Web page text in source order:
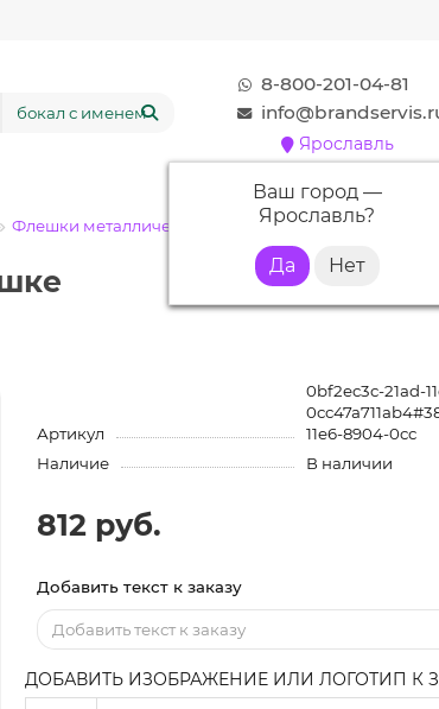
8-800-201-04-81
Ярославль
Ваш город —
Ярославль?
Флешки металлические с логотипом Флешка
Артикул
0bf2ec3c-21ad-
11e6-8904-0cc
Наличие
В наличии
812 руб.
Добавить текст к заказу
ДОБАВИТЬ ИЗОБРАЖЕНИЕ ИЛИ ЛОГОТИП К